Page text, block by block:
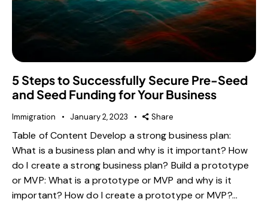
5 Steps to Successfully Secure Pre-Seed
and Seed Funding for Your Business
Immigration January 2, 2023 Share
Table of Content Develop a strong business plan:
What is a business plan and why is it important? How
do I create a strong business plan? Build a prototype
or MVP: What is a prototype or MVP and why is it
important? How do I create a prototype or MVP?…